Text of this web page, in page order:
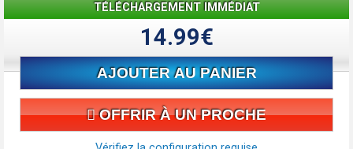
TÉLÉCHARGEMENT IMMÉDIAT
14.99€
AJOUTER AU PANIER
OFFRIR À UN PROCHE